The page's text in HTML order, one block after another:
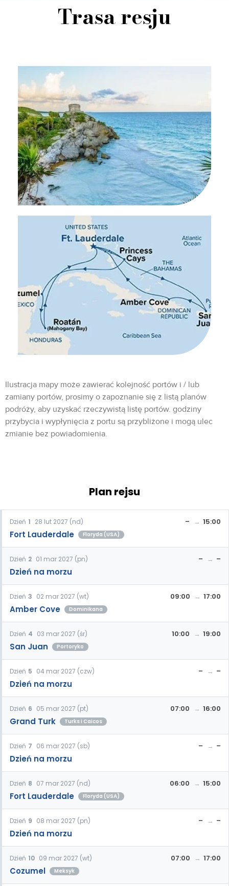
Trasa resju
Ilustracja mapy może zawierać kolejność portów i / lub
zamiany portów, prosimy o zapoznanie się z listą planów
podróży, aby uzyskać rzeczywistą listę portów. godziny
przybycia i wypłynięcia z portu są przybliżone i mogą ulec
zmianie bez powiadomienia.
Plan rejsu
Dzień 1 28 lut 2027 (nd)
Fort Lauderdale Floryda (USA)
– 15:00
Dzień 2 01 mar 2027 (pn)
Dzień na morzu
– –
Dzień 3 02 mar 2027 (wt)
Amber Cove Dominikana
09:00 17:00
Dzień 4 03 mar 2027 (śr)
San Juan Portoryko
10:00 19:00
Dzień 5 04 mar 2027 (czw)
Dzień na morzu
– –
Dzień 6 05 mar 2027 (pt)
Grand Turk Turks i Caicos
07:00 16:00
Dzień 7 06 mar 2027 (sb)
Dzień na morzu
– –
Dzień 8 07 mar 2027 (nd)
Fort Lauderdale Floryda (USA)
06:00 15:00
Dzień 9 08 mar 2027 (pn)
Dzień na morzu
– –
Dzień 10 09 mar 2027 (wt)
Cozumel Meksyk
07:00 17:00